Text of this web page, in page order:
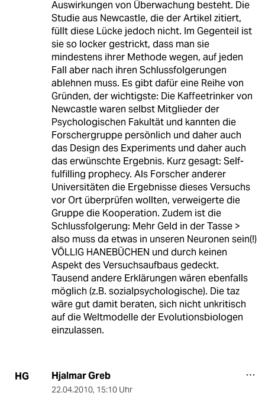
Auswirkungen von Überwachung besteht. Die
Studie aus Newcastle, die der Artikel zitiert,
füllt diese Lücke jedoch nicht. Im Gegenteil ist
sie so locker gestrickt, dass man sie
mindestens ihrer Methode wegen, auf jeden
Fall aber nach ihren Schlussfolgerungen
ablehnen muss. Es gibt dafür eine Reihe von
Gründen, der wichtigste: Die Kaffeetrinker von
Newcastle waren selbst Mitglieder der
Psychologischen Fakultät und kannten die
Forschergruppe persönlich und daher auch
das Design des Experiments und daher auch
das erwünschte Ergebnis. Kurz gesagt: Self-
fulfilling prophecy. Als Forscher anderer
Universitäten die Ergebnisse dieses Versuchs
vor Ort überprüfen wollten, verweigerte die
Gruppe die Kooperation. Zudem ist die
Schlussfolgerung: Mehr Geld in der Tasse >
also muss da etwas in unseren Neuronen sein(!)
VÖLLIG HANEBÜCHEN und durch keinen
Aspekt des Versuchsaufbaus gedeckt.
Tausend andere Erklärungen wären ebenfalls
möglich (z.B. sozialpsychologische). Die taz
wäre gut damit beraten, sich nicht unkritisch
auf die Weltmodelle der Evolutionsbiologen
einzulassen.
HG Hjalmar Greb
22.04.2010, 15:10 Uhr